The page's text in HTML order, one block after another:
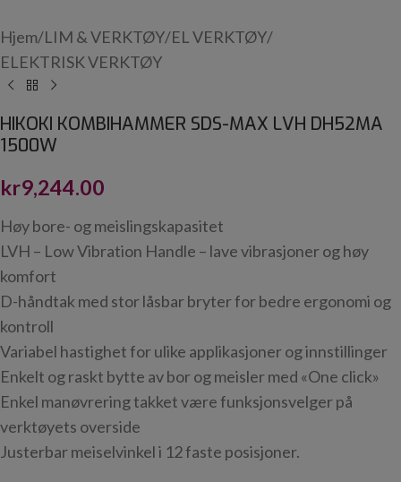
Hjem/LIM & VERKTØY/EL VERKTØY/
ELEKTRISK VERKTØY
HIKOKI KOMBIHAMMER SDS-MAX LVH DH52MA
1500W
kr9,244.00
Høy bore- og meislingskapasitet
LVH – Low Vibration Handle – lave vibrasjoner og høy
komfort
D-håndtak med stor låsbar bryter for bedre ergonomi og
kontroll
Variabel hastighet for ulike applikasjoner og innstillinger
Enkelt og raskt bytte av bor og meisler med «One click»
Enkel manøvrering takket være funksjonsvelger på
verktøyets overside
Justerbar meiselvinkel i 12 faste posisjoner.